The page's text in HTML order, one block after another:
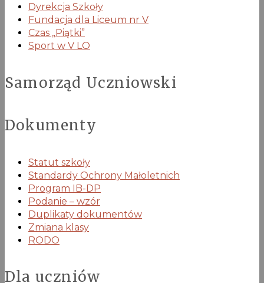
Dyrekcja Szkoły
Fundacja dla Liceum nr V
Czas „Piątki”
Sport w V LO
Samorząd Uczniowski
Dokumenty
Statut szkoły
Standardy Ochrony Małoletnich
Program IB-DP
Podanie – wzór
Duplikaty dokumentów
Zmiana klasy
RODO
Dla uczniów